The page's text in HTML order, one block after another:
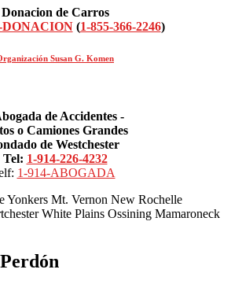
Donacion de Carros
DONACION(1-855-366-2246)
Susan G. Komen
de Accidentes -
o Camiones Grandes
de Westchester
Tel: 1-914-226-4232
1-914-ABOGADA
Yonkers Mt. Vernon New Rochelle
White Plains Ossining Mamaroneck